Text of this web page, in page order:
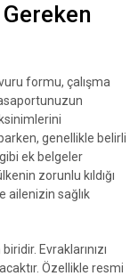
formu, çalışma
genellikle belirli
ek belgeler
zorunlu kıldığı
ailenizin sağlık
Evraklarınızı
Özellikle resmi